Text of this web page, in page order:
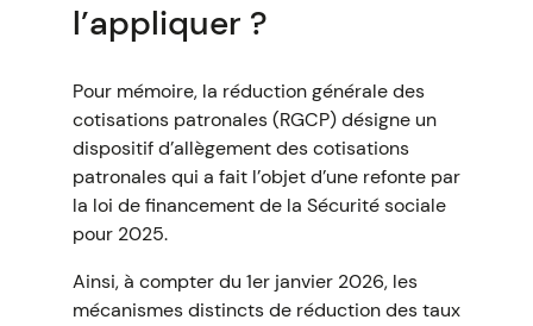
l’appliquer ?
Pour mémoire, la réduction générale des
cotisations patronales (RGCP) désigne un
dispositif d’allègement des cotisations
patronales qui a fait l’objet d’une refonte par
la loi de financement de la Sécurité sociale
pour 2025.
Ainsi, à compter du 1er janvier 2026, les
mécanismes distincts de réduction des taux